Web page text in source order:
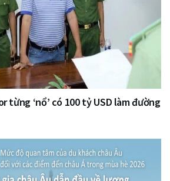
từng ‘nổ’ có 100 tỷ USD làm đường